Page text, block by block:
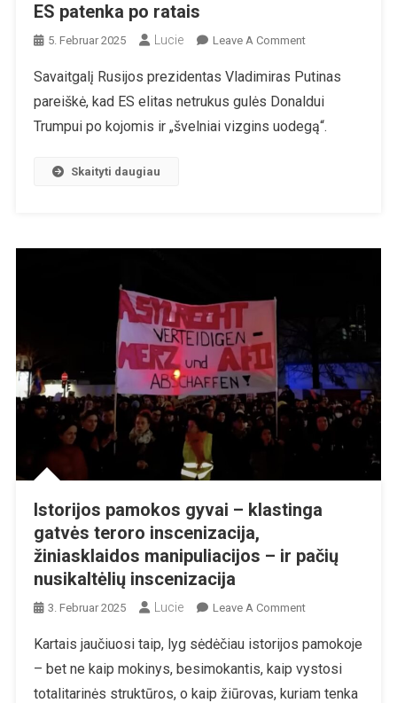
ES patenka po ratais
5. Februar 2025 Lucie Leave A CommentOn
Patenka
Po
Ratais
Savaitgalį Rusijos prezidentas Vladimiras Putinas
pareiškė, kad ES elitas netrukus gulės Donaldui
Trumpui po kojomis ir „švelniai vizgins uodegą“.
Skaityti daugiau
Istorijos pamokos gyvai – klastinga
gatvės teroro inscenizacija,
žiniasklaidos manipuliacijos – ir pačių
nusikaltėlių inscenizacija
3. Februar 2025 Lucie Leave A CommentOn
Pamokos
Gyvai
–
Kartais jaučiuosi taip, lyg sėdėčiau istorijos pamokoje
– bet ne kaip mokinys, besimokantis, kaip vystosi
totalitarinės struktūros, o kaip žiūrovas, kuriam tenka